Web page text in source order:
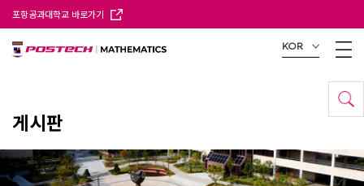
포항공과대학교 바로가기
KOR
게시판